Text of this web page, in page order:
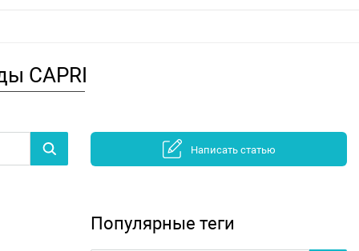
CAPRI
Написать статью
Популярные теги